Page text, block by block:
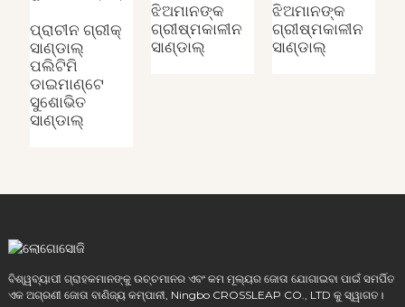
ପ୍ରାଚୀନ ଗ୍ରୀକ୍
ସାଣ୍ଡାଲ୍
ପଲିଟିମି
ଡାଇମାଣ୍ଟେ
ସୁଶୋଭିତ
ସାଣ୍ଡାଲ୍
ଝିଅମାନଙ୍କ
ଗ୍ରୀଷ୍ମକାଳୀନ
ସାଣ୍ଡାଲ୍
ଝିଅମାନଙ୍କ
ଗ୍ରୀଷ୍ମକାଳୀନ
ସାଣ୍ଡାଲ୍
ବିଶ୍ୱବ୍ୟାପୀ ଗ୍ରାହକମାନଙ୍କୁ ଉଚ୍ଚମାନର ଏବଂ କମ ମୂଲ୍ୟର ଜୋତା ଯୋଗାଇବା ପାଇଁ ସମର୍ପିତ
ଏକ ଅଗ୍ରଣୀ ଜୋତା ବାଣିଜ୍ୟ କମ୍ପାନୀ, Ningbo CROSSLEAP CO., LTD କୁ ସ୍ୱାଗତ।